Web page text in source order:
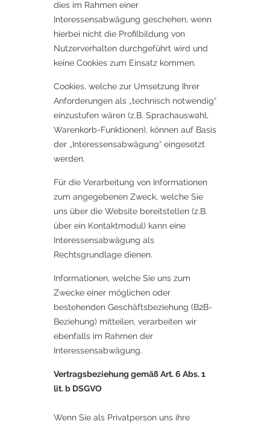
dies im Rahmen einer
Interessensabwägung geschehen, wenn
hierbei nicht die Profilbildung von
Nutzerverhalten durchgeführt wird und
keine Cookies zum Einsatz kommen.
Cookies, welche zur Umsetzung Ihrer
Anforderungen als „technisch notwendig“
einzustufen wären (z.B. Sprachauswahl,
Warenkorb-Funktionen), können auf Basis
der „Interessensabwägung“ eingesetzt
werden.
Für die Verarbeitung von Informationen
zum angegebenen Zweck, welche Sie
uns über die Website bereitstellen (z.B.
über ein Kontaktmodul) kann eine
Interessensabwägung als
Rechtsgrundlage dienen.
Informationen, welche Sie uns zum
Zwecke einer möglichen oder
bestehenden Geschäftsbeziehung (B2B-
Beziehung) mitteilen, verarbeiten wir
ebenfalls im Rahmen der
Interessensabwägung.
Vertragsbeziehung gemäß Art. 6 Abs. 1
lit. b DSGVO​
Wenn Sie als Privatperson uns ihre